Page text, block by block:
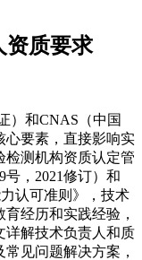
资质要求
）和CNAS（中国
心要素，直接影响实
检测机构资质认定管
，2021修订）和
认可准则》，技术
经历和实践经验，
详解技术负责人和质
见问题解决方案，